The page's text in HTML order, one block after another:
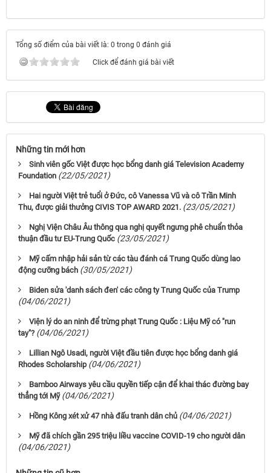
Tổng số điểm của bài viết là: 0 trong 0 đánh giá
Click để đánh giá bài viết
Những tin mới hơn
Sinh viên gốc Việt được học bổng danh giá Television Academy
Foundation (22/05/2021)
Hai người Việt trẻ tuổi ở Đức, cô Vanessa Vũ và cô Trần Minh
Thu, được giải thưởng CIVIS TOP AWARD 2021. (23/05/2021)
Nghị Viện Châu Âu thông qua nghị quyết ngưng phê chuẩn thỏa
thuận đầu tư EU-Trung Quốc (23/05/2021)
Mỹ cấm nhập hải sản từ các tàu đánh cá Trung Quốc dùng lao
động cưỡng bách (30/05/2021)
Biden sửa 'danh sách đen' các công ty Trung Quốc của Trump
(04/06/2021)
Viện lý do an ninh để trừng phạt Trung Quốc : Liệu Mỹ có "run
tay"? (04/06/2021)
Lillian Ngô Usadi, người Việt đầu tiên được học bổng danh giá
Rhodes Scholarship (04/06/2021)
Bamboo Airways yêu cầu quyền tiếp cận để khai thác đường bay
thẳng tới Mỹ (04/06/2021)
Hồng Kông xét xử 47 nhà đấu tranh dân chủ (04/06/2021)
Mỹ đã chích gần 295 triệu liều vaccine COVID-19 cho người dân
(04/06/2021)